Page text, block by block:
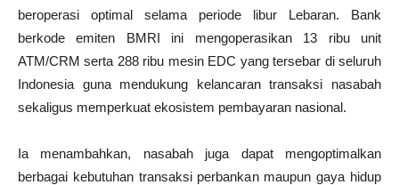
beroperasi optimal selama periode libur Lebaran. Bank
berkode emiten BMRI ini mengoperasikan 13 ribu unit
ATM/CRM serta 288 ribu mesin EDC yang tersebar di seluruh
Indonesia guna mendukung kelancaran transaksi nasabah
sekaligus memperkuat ekosistem pembayaran nasional.
Ia menambahkan, nasabah juga dapat mengoptimalkan
berbagai kebutuhan transaksi perbankan maupun gaya hidup